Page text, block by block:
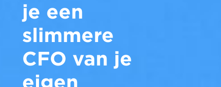
je een
slimmere
CFO van je
eigen